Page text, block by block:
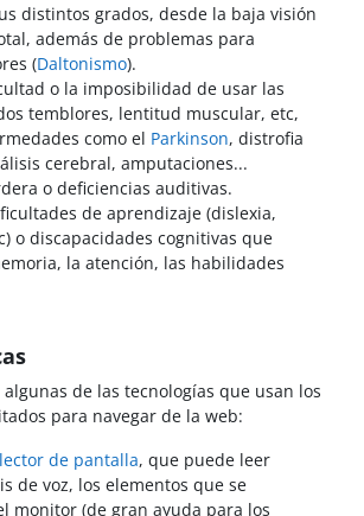
distintos grados, desde la baja visión
además de problemas para
(Daltonismo).
o la imposibilidad de usar las
temblores, lentitud muscular, etc,
como el Parkinson, distrofia
cerebral, amputaciones...
o deficiencias auditivas.
de aprendizaje (dislexia,
o discapacidades cognitivas que
la atención, las habilidades
de las tecnologías que usan los
para navegar de la web:
lector de pantalla, que puede leer
de voz, los elementos que se
monitor (de gran ayuda para los